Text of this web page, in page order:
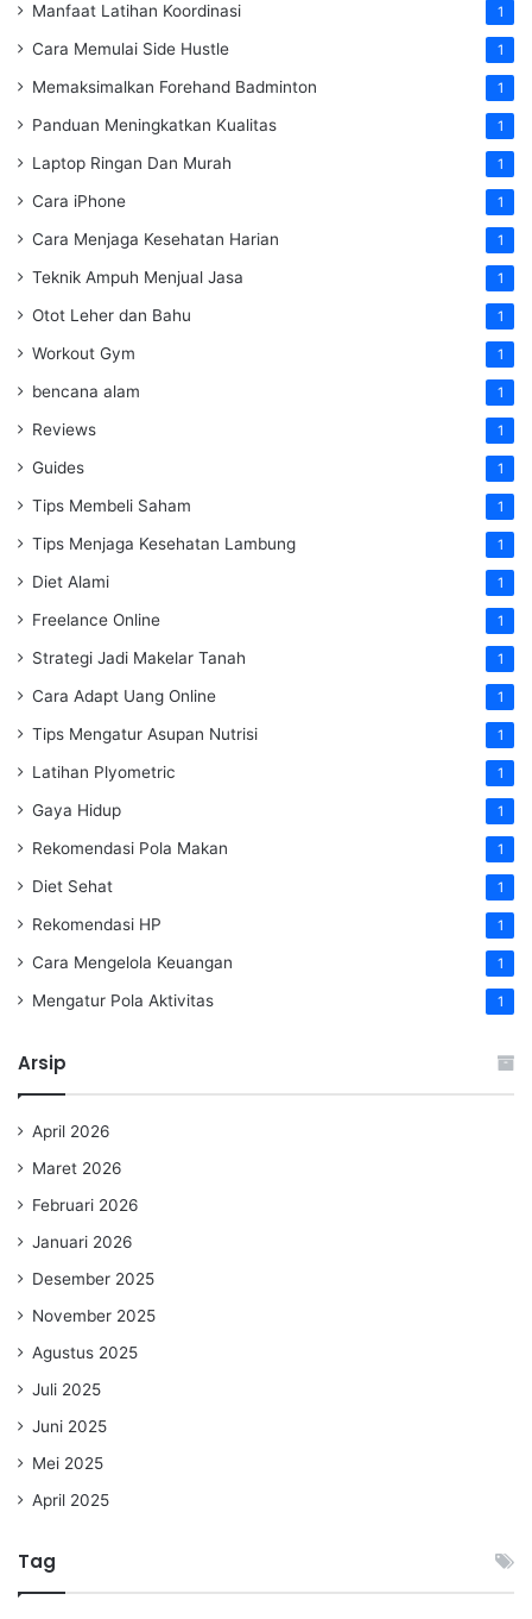
Manfaat Latihan Koordinasi 1
Cara Memulai Side Hustle 1
Memaksimalkan Forehand Badminton 1
Panduan Meningkatkan Kualitas 1
Laptop Ringan Dan Murah 1
Cara iPhone 1
Cara Menjaga Kesehatan Harian 1
Teknik Ampuh Menjual Jasa 1
Otot Leher dan Bahu 1
Workout Gym 1
bencana alam 1
Reviews 1
Guides 1
Tips Membeli Saham 1
Tips Menjaga Kesehatan Lambung 1
Diet Alami 1
Freelance Online 1
Strategi Jadi Makelar Tanah 1
Cara Adapt Uang Online 1
Tips Mengatur Asupan Nutrisi 1
Latihan Plyometric 1
Gaya Hidup 1
Rekomendasi Pola Makan 1
Diet Sehat 1
Rekomendasi HP 1
Cara Mengelola Keuangan 1
Mengatur Pola Aktivitas 1
Arsip
April 2026
Maret 2026
Februari 2026
Januari 2026
Desember 2025
November 2025
Agustus 2025
Juli 2025
Juni 2025
Mei 2025
April 2025
Tag